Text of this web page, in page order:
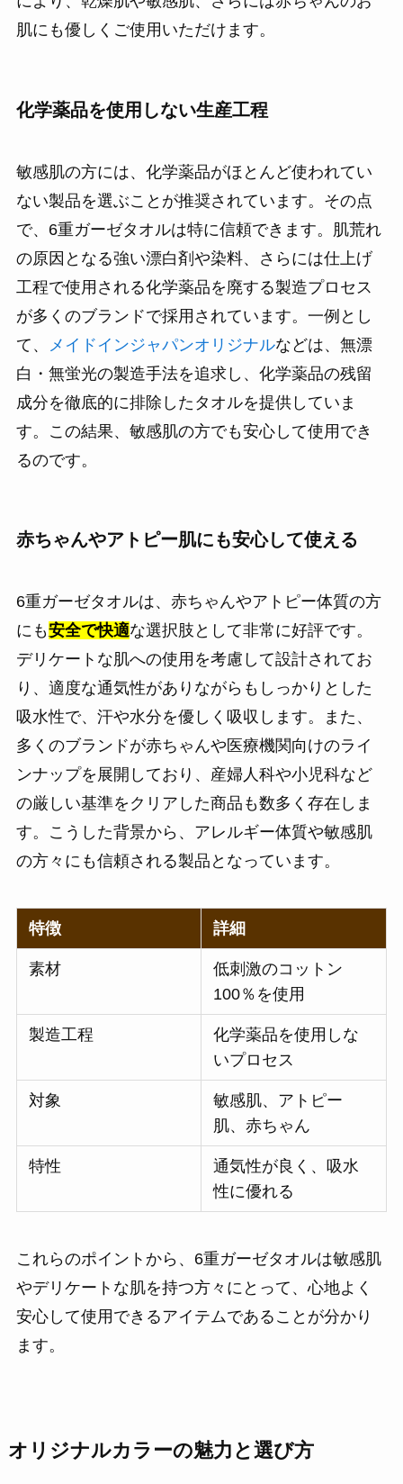
肌にも優しくご使用いただけます。
化学薬品を使用しない生産工程
敏感肌の方には、化学薬品がほとんど使われてい
ない製品を選ぶことが推奨されています。その点
で、6重ガーゼタオルは特に信頼できます。肌荒れ
の原因となる強い漂白剤や染料、さらには仕上げ
工程で使用される化学薬品を廃する製造プロセス
が多くのブランドで採用されています。一例とし
て、
メイドインジャパンオリジナルなどは、無漂
白・無蛍光の製造手法を追求し、化学薬品の残留
成分を徹底的に排除したタオルを提供していま
す。この結果、敏感肌の方でも安心して使用でき
るのです。
赤ちゃんやアトピー肌にも安心して使える
6重ガーゼタオルは、赤ちゃんやアトピー体質の方
にも安全で快適な選択肢として非常に好評です。
デリケートな肌への使用を考慮して設計されてお
り、適度な通気性がありながらもしっかりとした
吸水性で、汗や水分を優しく吸収します。また、
多くのブランドが赤ちゃんや医療機関向けのライ
ンナップを展開しており、産婦人科や小児科など
の厳しい基準をクリアした商品も数多く存在しま
す。こうした背景から、アレルギー体質や敏感肌
の方々にも信頼される製品となっています。
特徴 詳細
素材
低刺激のコットン
100％を使用
製造工程
化学薬品を使用しな
いプロセス
対象
敏感肌、アトピー
肌、赤ちゃん
特性
通気性が良く、吸水
性に優れる
これらのポイントから、6重ガーゼタオルは敏感肌
やデリケートな肌を持つ方々にとって、心地よく
安心して使用できるアイテムであることが分かり
ます。
オリジナルカラーの魅力と選び方